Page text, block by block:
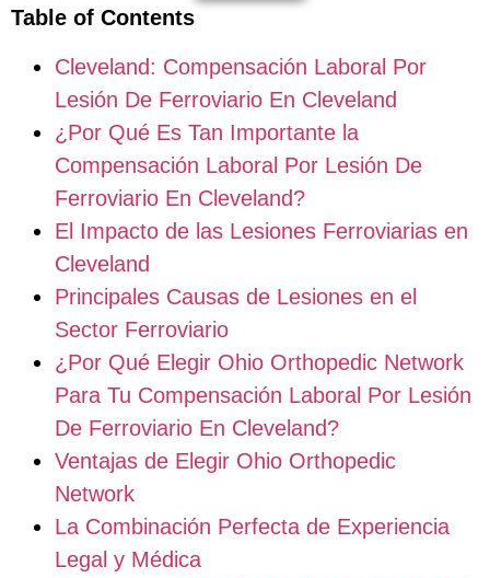
Table of Contents
Cleveland: Compensación Laboral Por
Lesión De Ferroviario En Cleveland
¿Por Qué Es Tan Importante la
Compensación Laboral Por Lesión De
Ferroviario En Cleveland?
El Impacto de las Lesiones Ferroviarias en
Cleveland
Principales Causas de Lesiones en el
Sector Ferroviario
¿Por Qué Elegir Ohio Orthopedic Network
Para Tu Compensación Laboral Por Lesión
De Ferroviario En Cleveland?
Ventajas de Elegir Ohio Orthopedic
Network
La Combinación Perfecta de Experiencia
Legal y Médica